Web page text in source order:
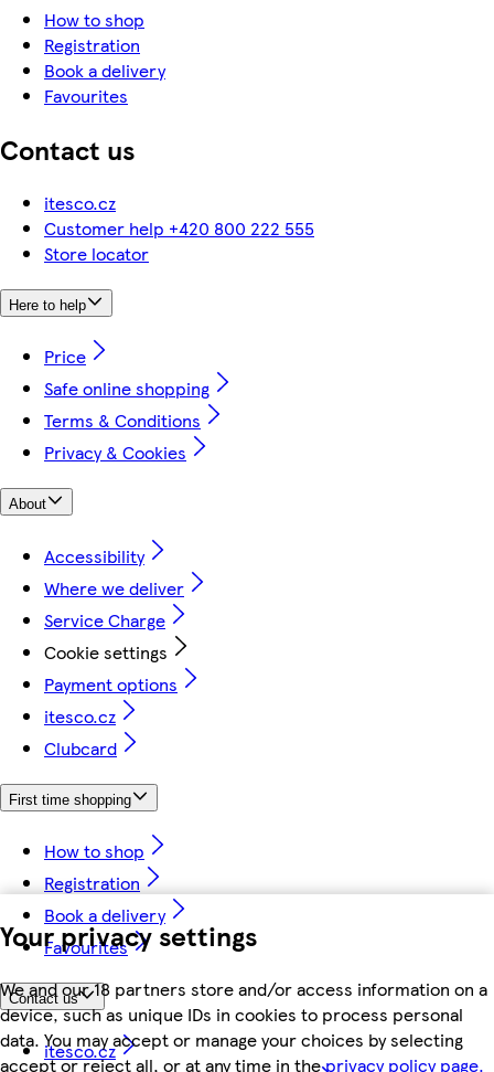
Your privacy settings
We and our 18 partners store and/or access information on a
device, such as unique IDs in cookies to process personal
data. You may accept or manage your choices by selecting
accept or reject all, or at any time in theprivacy policy page.
How to shop
Registration
Book a delivery
Favourites
Contact us
itesco.cz
Customer help +420 800 222 555
Store locator
Here to help
Price
Safe online shopping
Terms & Conditions
Privacy & Cookies
About
Accessibility
Where we deliver
Service Charge
Cookie settings
Payment options
itesco.cz
Clubcard
First time shopping
How to shop
Registration
Book a delivery
Favourites
Contact us
itesco.cz